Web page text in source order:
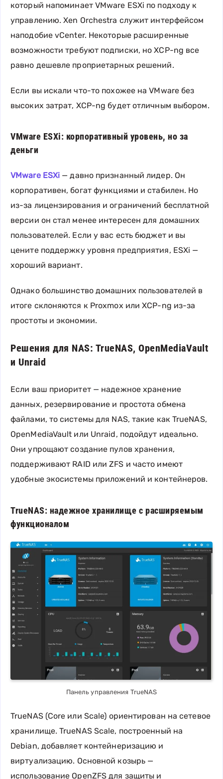
который напоминает VMware ESXi по подходу к
управлению. Xen Orchestra служит интерфейсом
наподобие vCenter. Некоторые расширенные
возможности требуют подписки, но XCP-ng все
равно дешевле проприетарных решений.
Если вы искали что-то похожее на VMware без
высоких затрат, XCP-ng будет отличным выбором.
VMware ESXi: корпоративный уровень, но за
деньги
VMware ESXi — давно признанный лидер. Он
корпоративен, богат функциями и стабилен. Но
из-за лицензирования и ограничений бесплатной
версии он стал менее интересен для домашних
пользователей. Если у вас есть бюджет и вы
цените поддержку уровня предприятия, ESXi —
хороший вариант.
Однако большинство домашних пользователей в
итоге склоняются к Proxmox или XCP-ng из-за
простоты и экономии.
Решения для NAS: TrueNAS, OpenMediaVault
и Unraid
Если ваш приоритет — надежное хранение
данных, резервирование и простота обмена
файлами, то системы для NAS, такие как TrueNAS,
OpenMediaVault или Unraid, подойдут идеально.
Они упрощают создание пулов хранения,
поддерживают RAID или ZFS и часто имеют
удобные экосистемы приложений и контейнеров.
TrueNAS: надежное хранилище с расширяемым
функционалом
Панель управления TrueNAS
TrueNAS (Core или Scale) ориентирован на сетевое
хранилище. TrueNAS Scale, построенный на
Debian, добавляет контейнеризацию и
виртуализацию. Основной козырь —
использование OpenZFS для защиты и